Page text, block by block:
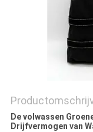
De volwassen
Drijfvermogen van